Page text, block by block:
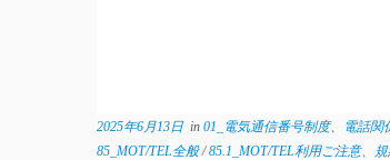
2025年6月13日 in 01_電気通信番号制度、電話関
85_MOT/TEL全般/85.1_MOT/TEL利用ご注意、